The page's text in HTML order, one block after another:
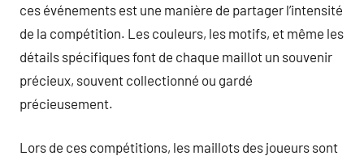
ces événements est une manière de partager l’intensité
de la compétition. Les couleurs, les motifs, et même les
détails spécifiques font de chaque maillot un souvenir
précieux, souvent collectionné ou gardé
précieusement.
Lors de ces compétitions, les maillots des joueurs sont